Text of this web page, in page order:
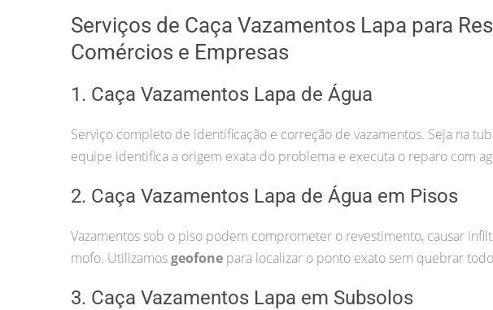
Serviços de Caça Vazamentos Lapa para
Comércios e Empresas
1. Caça Vazamentos Lapa de Água
Serviço completo de identificação e correção de vazamentos. Seja na
equipe identifica a origem exata do problema e executa o reparo com
2. Caça Vazamentos Lapa de Água em Pisos
Vazamentos sob o piso podem comprometer o revestimento, causar
mofo. Utilizamosgeofone para localizar o ponto exato sem quebrar
3. Caça Vazamentos Lapa em Subsolos